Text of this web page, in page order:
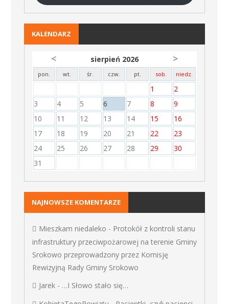
KALENDARZ
< sierpień 2026 >
pon. wt. śr. czw. pt. sob. niedz.
1
2
3
4 5 6 7 8
9
10
11 12 13 14 15
16
17
18 19 20 21 22
23
24
25 26 27 28 29
30
31
NAJNOWSZE KOMENTARZE
Mieszkam niedaleko - Protokół z kontroli stanu
infrastruktury przeciwpożarowej na terenie Gminy
Srokowo przeprowadzony przez Komisję
Rewizyjną Rady Gminy Srokowo
Jarek- …I Słowo stało się…